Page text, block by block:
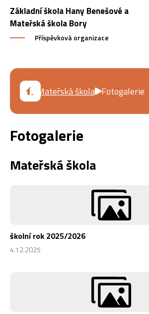
Základní škola Hany Benešové a
Mateřská škola Bory
Příspěvková organizace
Mateřská škola Fotogalerie
Fotogalerie
Mateřská škola
školní rok 2025/2026
4.12.2025